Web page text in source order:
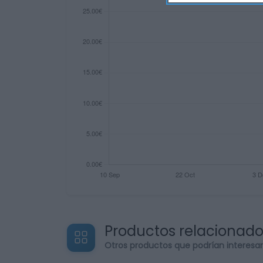
Productos
Otros productos que podrían